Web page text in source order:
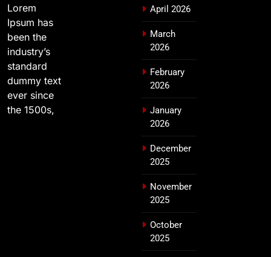
Lorem
Ipsum has
been the
industry’s
standard
dummy text
ever since
the 1500s,
April 2026
March
2026
February
2026
January
2026
December
2025
November
2025
October
2025